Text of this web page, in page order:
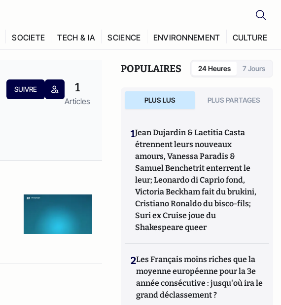
SOCIETE TECH & IA SCIENCE ENVIRONNEMENT CULTURE
SUIVRE 1
Articles
POPULAIRES 24 Heures 7 Jours
PLUS LUS PLUS PARTAGES
1Jean Dujardin & Laetitia Casta
étrennent leurs nouveaux
amours, Vanessa Paradis &
Samuel Benchetrit enterrent le
leur; Leonardo di Caprio fond,
Victoria Beckham fait du brukini,
Cristiano Ronaldo du bisco-fils;
Suri ex Cruise joue du
Shakespeare queer
2Les Français moins riches que la
moyenne européenne pour la 3e
année consécutive : jusqu'où ira le
grand déclassement ?